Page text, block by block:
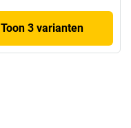
Toon 3 varianten